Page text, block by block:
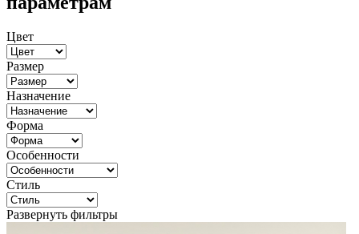
Цвет
Размер
Назначение
Форма
Особенности
Стиль
Развернуть фильтры